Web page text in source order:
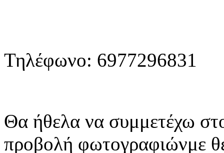
Τηλέφωνο: 6977296831
Θα ήθελα να συμμετέχω
προβολή φωτογραφιώνμε